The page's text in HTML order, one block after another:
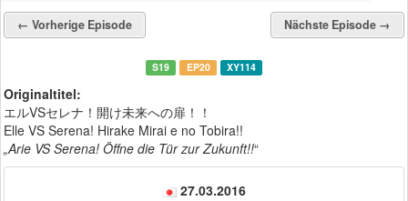
← Vorherige Episode Nächste Episode →
S19 EP20 XY114
Originaltitel:
エルVSセレナ！開け未来への扉！！
Elle VS Serena! Hirake Mirai e no Tobira!!
„Arie VS Serena! Öffne die Tür zur Zukunft!!“
27.03.2016